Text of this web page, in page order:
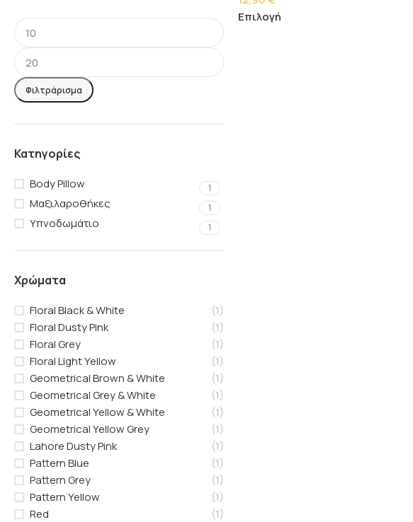
Φιλτράρισμα
Κατηγορίες
Body Pillow 1
Μαξιλαροθήκες 1
Υπνοδωμάτιο 1
Χρώματα
Floral Black & White
(1)
Floral Dusty Pink
(1)
Floral Grey
(1)
Floral Light Yellow
(1)
Geometrical Brown & White
(1)
Geometrical Grey & White
(1)
Geometrical Yellow & White
(1)
Geometrical Yellow Grey
(1)
Lahore Dusty Pink
(1)
Pattern Blue
(1)
Pattern Grey
(1)
Pattern Yellow
(1)
Red
(1)
Επιλογή